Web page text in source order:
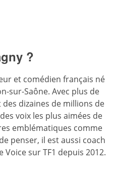
?
et comédien français né
sur-Saône. Avec plus de
dizaines de millions de
voix les plus aimées de
emblématiques comme
penser, il est aussi coach
Voice sur TF1 depuis 2012.